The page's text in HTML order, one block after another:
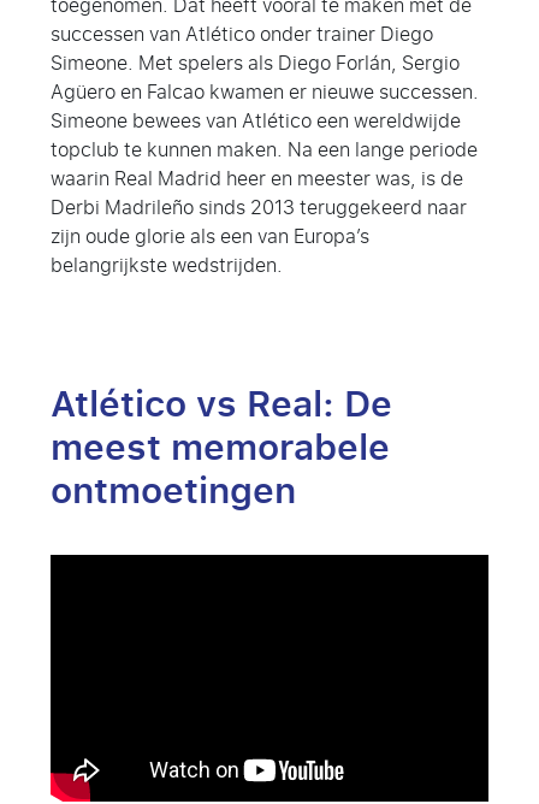
successen van Atlético onder trainer Diego
Simeone. Met spelers als Diego Forlán, Sergio
Agüero en Falcao kwamen er nieuwe successen.
Simeone bewees van Atlético een wereldwijde
topclub te kunnen maken. Na een lange periode
waarin Real Madrid heer en meester was, is de
Derbi Madrileño sinds 2013 teruggekeerd naar
zijn oude glorie als een van Europa’s
belangrijkste wedstrijden.
Atlético vs Real: De
meest memorabele
ontmoetingen